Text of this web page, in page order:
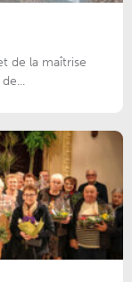
de la maîtrise